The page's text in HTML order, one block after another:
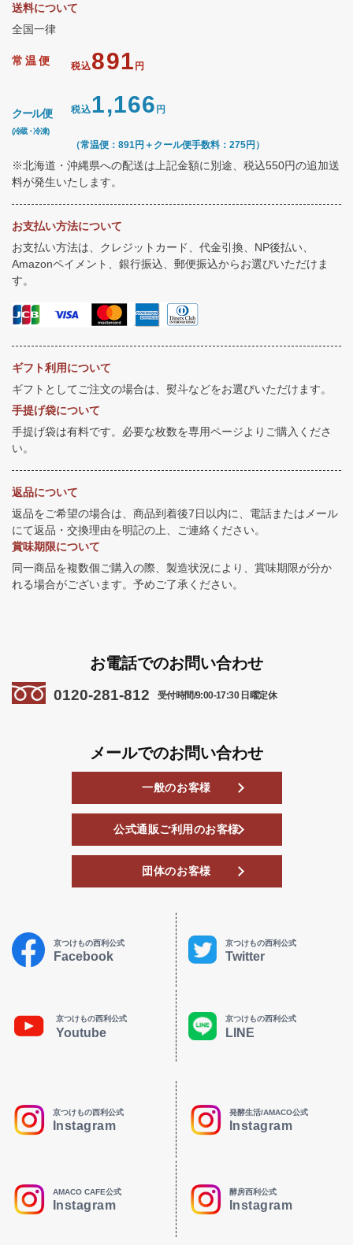
送料について
全国一律
常温便 税込891 円
クール便
(冷蔵・冷凍)
税込1,166 円
（常温便：891円＋クール便手数料：275円）
※北海道・沖縄県への配送は上記金額に別途、税込550円の追加送
料が発生いたします。
お支払い方法について
お支払い方法は、クレジットカード、代金引換、NP後払い、
Amazonペイメント、銀行振込、郵便振込からお選びいただけま
す。
ギフト利用について
ギフトとしてご注文の場合は、熨斗などをお選びいただけます。
手提げ袋について
手提げ袋は有料です。必要な枚数を専用ページよりご購入くださ
い。
返品について
返品をご希望の場合は、商品到着後7日以内に、電話またはメール
にて返品・交換理由を明記の上、ご連絡ください。
賞味期限について
同一商品を複数個ご購入の際、製造状況により、賞味期限が分か
れる場合がございます。予めご了承ください。
お電話でのお問い合わせ
0120-281-812 受付時間/9:00-17:30 日曜定休
メールでのお問い合わせ
一般のお客様
公式通販ご利用のお客様
団体のお客様
京つけもの西利公式
Facebook
京つけもの西利公式
Twitter
京つけもの西利公式
Youtube
京つけもの西利公式
LINE
京つけもの西利公式
Instagram
発酵生活/AMACO公式
Instagram
AMACO CAFE公式
Instagram
酵房西利公式
Instagram